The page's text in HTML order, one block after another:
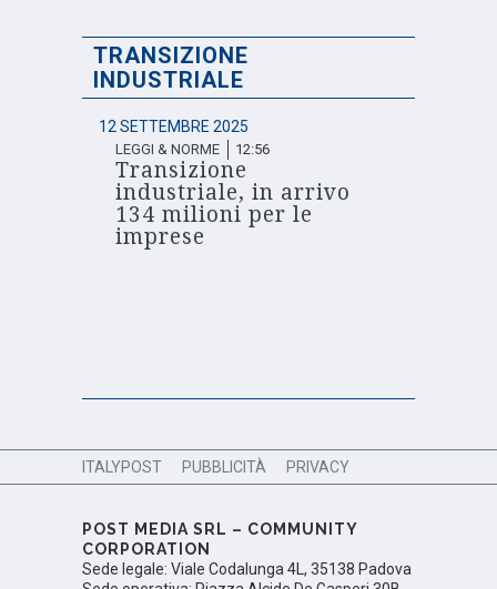
TRANSIZIONE
INDUSTRIALE
12 SETTEMBRE 2025
LEGGI & NORME 12:56
Transizione
industriale, in arrivo
134 milioni per le
imprese
ITALYPOST PUBBLICITÀ PRIVACY
POST MEDIA SRL – COMMUNITY
CORPORATION
Sede legale: Viale Codalunga 4L, 35138 Padova